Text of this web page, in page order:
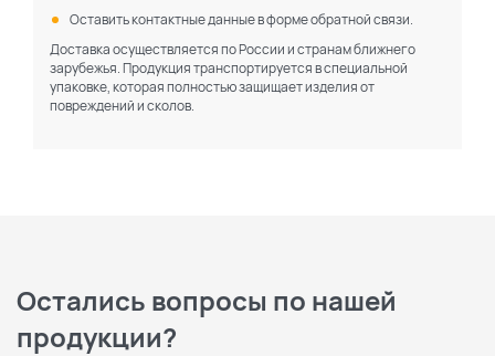
Оставить контактные данные в форме обратной связи.
Доставка осуществляется по России и странам ближнего
зарубежья. Продукция транспортируется в специальной
упаковке, которая полностью защищает изделия от
повреждений и сколов.
Остались вопросы по нашей
продукции?